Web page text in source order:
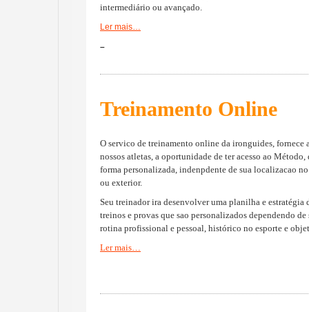
intermediário ou avançado.
Ler mais…
–
Treinamento Online
O servico de treinamento online da ironguides, fornece
nossos atletas, a oportunidade de ter acesso ao Método,
forma personalizada, indenpdente de sua localizacao
ou exterior.
Seu treinador ira desenvolver uma planilha e estratégia
treinos e provas que sao personalizados dependendo de
rotina profissional e pessoal, histórico no esporte e
Ler mais…